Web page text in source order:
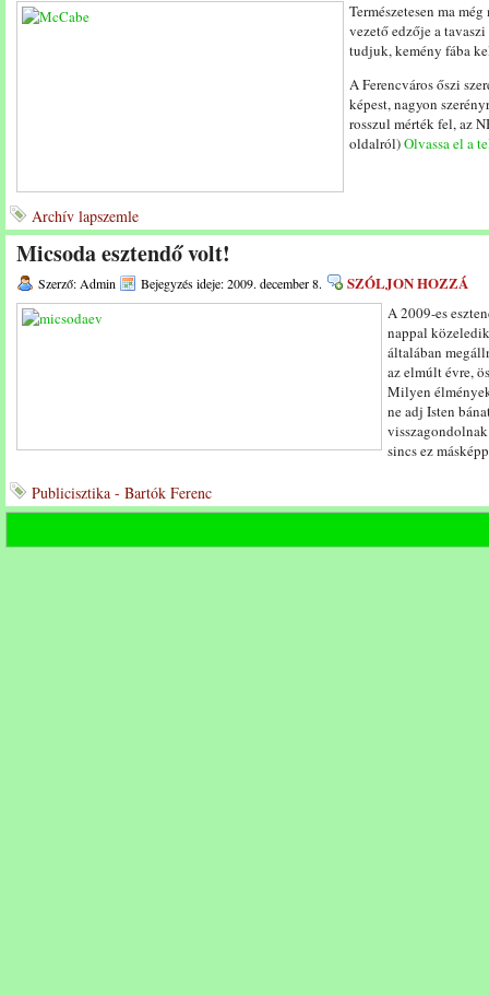
Természetesen ma
vezető edzője a
tudjuk, kemény fába
A Ferencváros őszi
képest, nagyon
rosszul mérték fel, az
oldalról)Olvassa el a
Archív lapszemle
Micsoda esztendő volt!
Szerző: Admin Bejegyzés ideje: 2009. december 8. SZÓLJON HOZZÁ
A 2009-es
nappal
általában
az elmúlt évre,
Milyen
ne adj Isten
sincs ez
Publicisztika - Bartók Ferenc